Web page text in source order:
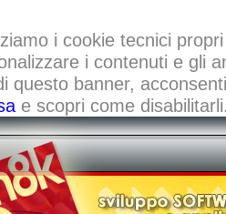
i cookie tecnici
i contenuti e gli
questo banner,
e scopri come